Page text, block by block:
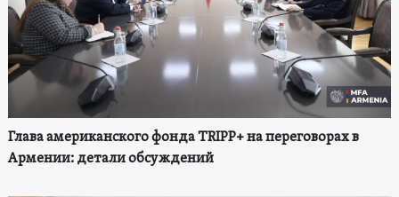
Глава американского фонда TRIPP+ на переговорах в
Армении: детали обсуждений